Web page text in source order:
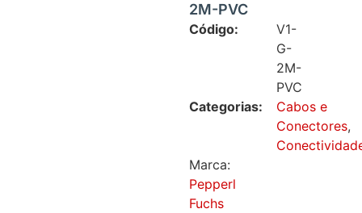
2M-PVC
Código:
V1-
G-
2M-
PVC
Categorias:
Cabos e
Conectores,
Marca:
Pepperl
Fuchs